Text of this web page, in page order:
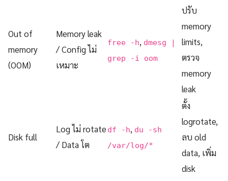
Out of
memory
(OOM)
Memory leak
/ Config ไม่
เหมาะ
free -h, dmesg |
grep -i oom
ปรับ
memory
limits,
ตรวจ
memory
leak
Disk full
Log ไม่ rotate
/ Data โต
df -h, du -sh
/var/log/*
ตั้ง
logrotate,
ลบ old
data, เพิ่ม
disk